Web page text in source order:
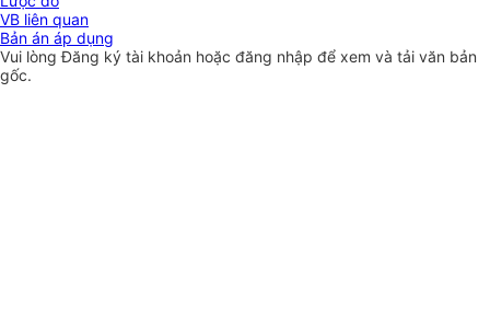
VB liên quan
Bản án áp dụng
Vui lòngĐăng ký tài khoản hoặc đăng nhập để xem và tải văn bản
gốc.